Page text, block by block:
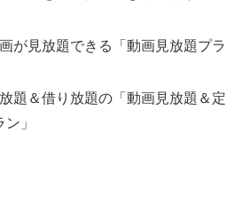
が見放題できる「動画見放題プラ
題＆借り放題の「動画見放題＆定
」